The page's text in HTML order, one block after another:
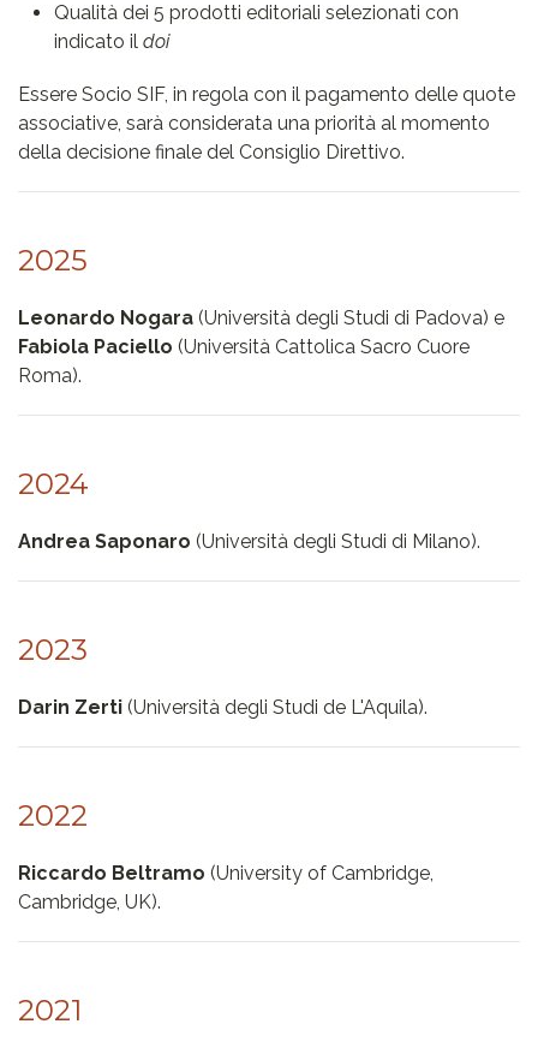
Qualità dei 5 prodotti editoriali selezionati con
indicato il doi
Essere Socio SIF, in regola con il pagamento delle quote
associative, sarà considerata una priorità al momento
della decisione finale del Consiglio Direttivo.
2025
Leonardo Nogara (Università degli Studi di Padova) e
Fabiola Paciello (Università Cattolica Sacro Cuore
Roma).
2024
Andrea Saponaro (Università degli Studi di Milano).
2023
Darin Zerti (Università degli Studi de L'Aquila).
2022
Riccardo Beltramo (University of Cambridge,
Cambridge, UK).
2021